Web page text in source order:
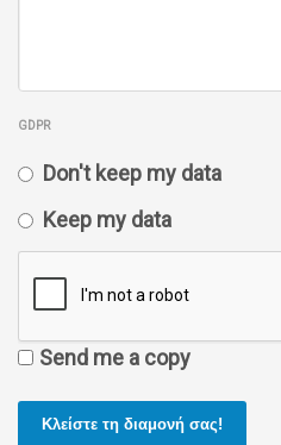
GDPR
Don't keep my data
Keep my data
Send me a copy
Κλείστε τη διαμονή σας!